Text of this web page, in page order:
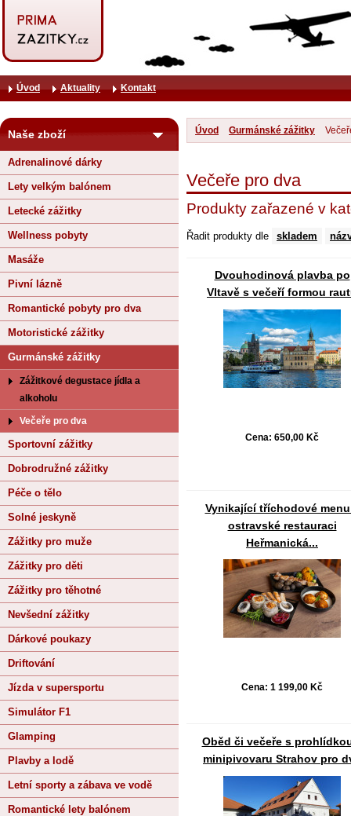
Úvod Gurmánské zážitky
Večeře pro dva
Produkty zařazené v
Řadit produkty dle skladem
Dvouhodinová plavba po
Vltavě s večeří formou
Cena: 650,00 Kč
Vynikající tříchodové
ostravské restauraci
Heřmanická...
Cena: 1 199,00 Kč
Oběd či večeře s
minipivovaru Strahov pro
Naše zboží
Adrenalinové dárky
Lety velkým balónem
Letecké zážitky
Wellness pobyty
Masáže
Pivní lázně
Romantické pobyty pro dva
Motoristické zážitky
Gurmánské zážitky
Zážitkové degustace jídla a
alkoholu
Večeře pro dva
Sportovní zážitky
Dobrodružné zážitky
Péče o tělo
Solné jeskyně
Zážitky pro muže
Zážitky pro děti
Zážitky pro těhotné
Nevšední zážitky
Dárkové poukazy
Driftování
Jízda v supersportu
Simulátor F1
Glamping
Plavby a lodě
Letní sporty a zábava ve vodě
Romantické lety balónem
Úvod Aktuality Kontakt